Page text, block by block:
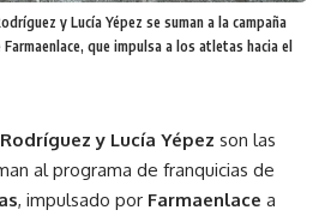
y Lucía Yépez se suman a la campaña
que impulsa a los atletas hacia el
y Lucía Yépez son las
al programa de franquicias de
, impulsado por Farmaenlace a